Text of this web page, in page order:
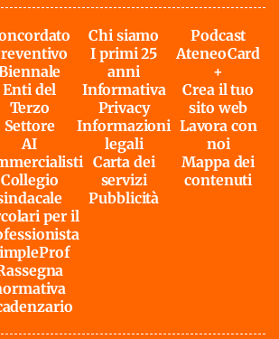
Enti del
Terzo
Settore
AI
Collegio
per il
Chi siamo
I primi 25
anni
Informativa
Privacy
Informazioni
legali
Carta dei
servizi
Pubblicità
Podcast
AteneoCard
+
Crea il tuo
sito web
Lavora con
noi
Mappa dei
contenuti